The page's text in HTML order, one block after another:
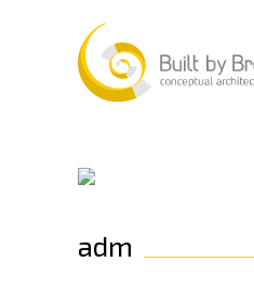
adm